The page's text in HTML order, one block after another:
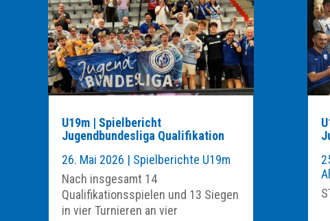
U19m | Spielbericht
Jugendbundesliga Qualifikation
26. Mai 2026 | Spielberichte U19m
Nach insgesamt 14
Qualifikationsspielen und 13 Siegen
in vier Turnieren an vier